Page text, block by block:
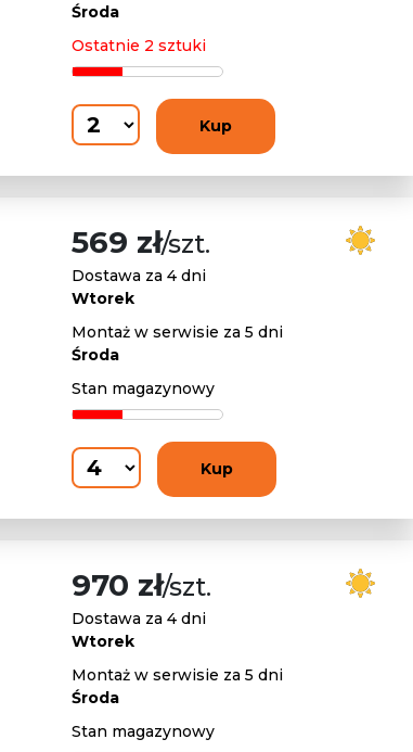
Środa
Ostatnie 2 sztuki
Kup
569 zł/szt.
Dostawa za 4 dni
Wtorek
Montaż w serwisie za 5 dni
Środa
Stan magazynowy
Kup
970 zł/szt.
Dostawa za 4 dni
Wtorek
Montaż w serwisie za 5 dni
Środa
Stan magazynowy